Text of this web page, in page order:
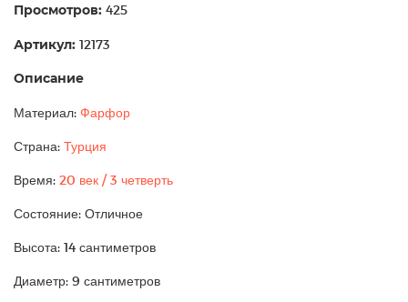
Просмотров: 425
Артикул: 12173
Описание
Материал: Фарфор
Страна: Турция
Время: 20 век / 3 четверть
Состояние: Отличное
Высота: 14 сантиметров
Диаметр: 9 сантиметров